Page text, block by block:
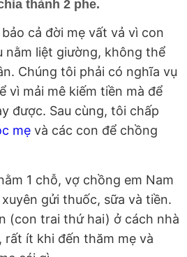
thành 2 phe.
cả đời mẹ vất vả vì con
nằm liệt giường, không thể
Chúng tôi phải có nghĩa vụ
vì mải mê kiếm tiền mà để
được. Sau cùng, tôi chấp
mẹ và các con để chồng
1 chỗ, vợ chồng em Nam
gửi thuốc, sữa và tiền.
(con trai thứ hai) ở cách nhà
rất ít khi đến thăm mẹ và